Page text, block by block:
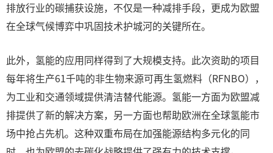
排放行业的碳捕获设施，不仅是一种减排手段，更成为欧盟
在全球气候博弈中巩固技术护城河的关键所在。
此外，氢能的应用同样得到了大规模支持。此次资助的项目
每年将生产61千吨的非生物来源可再生氢燃料（RFNBO），
为工业和交通领域提供清洁替代能源。氢能一方面为欧盟减
排提供了新的解决方案，另一方面也帮助欧洲在全球氢能市
场中抢占先机。这种双重布局在加强能源结构多元化的同